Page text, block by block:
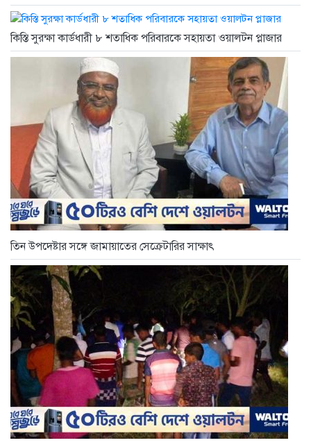
কিস্তি সুরক্ষা কার্ডধারী ৮ শতাধিক পরিবারকে সহায়তা ওয়ালটন প্লাজার
তিন উপদেষ্টার সঙ্গে জামায়াতের সেক্রেটারির সাক্ষাৎ